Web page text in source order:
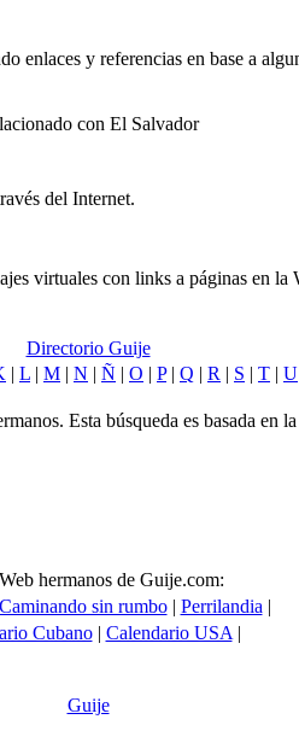
enlaces y referencias en base a
con El Salvador
del Internet.
virtuales con links a páginas en la
Directorio Guije
| L | M | N | Ñ | O | P| Q | R | S | T | U
Esta búsqueda es basada en
hermanos de Guije.com:
Caminando sin rumbo| Perrilandia |
Cubano| Calendario USA |
Guije